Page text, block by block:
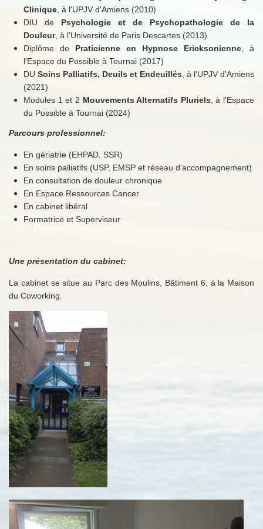
Clinique , à l'UPJV d'Amiens (2010)
DIU de Psychologie et de Psychopathologie de la
Douleur, à l'Université de Paris Descartes (2013)
Diplôme de Praticienne en Hypnose Ericksonienne , à
l'Espace du Possible à Tournai (2017)
DU Soins Palliatifs, Deuils et Endeuillés , à l'UPJV d'Amiens
(2021)
Modules 1 et 2 Mouvements Alternatifs Pluriels, à l'Espace
du Possible à Tournai (2024)
Parcours professionnel:
En gériatrie (EHPAD, SSR)
En soins palliatifs (USP, EMSP et réseau d'accompagnement)
En consultation de douleur chronique
En Espace Ressources Cancer
En cabinet libéral
Formatrice et Superviseur
Une présentation du cabinet:
La cabinet se situe au Parc des Moulins, Bâtiment 6, à la Maison
du Coworking.